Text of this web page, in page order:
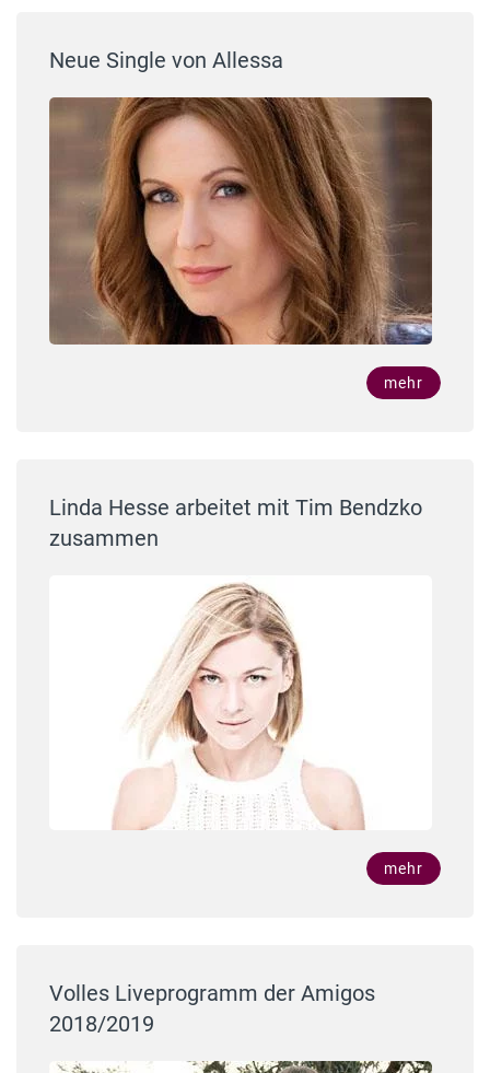
Neue Single von Allessa
mehr
Linda Hesse arbeitet mit Tim Bendzko
zusammen
mehr
Volles Liveprogramm der Amigos
2018/2019